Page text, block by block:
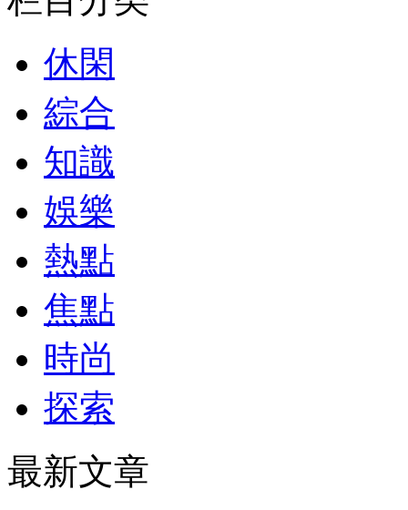
休閑
綜合
知識
娛樂
熱點
焦點
時尚
探索
最新文章